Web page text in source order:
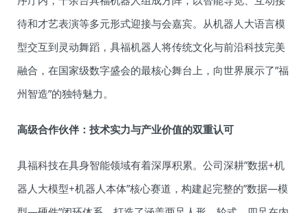
待和才艺表演等多元形式迎接与会嘉宾。从机器人大语言模
型交互到灵动舞蹈，具福机器人将传统文化与前沿科技完美
融合，在国家级数字盛会的最核心舞台上，向世界展示了”福
州智造”的独特魅力。
高级合作伙伴：技术实力与产业价值的双重认可
具福科技在具身智能领域有着深厚积累。公司深耕”数据+机
器人大模型+机器人本体”核心赛道，构建起完整的”数据—模